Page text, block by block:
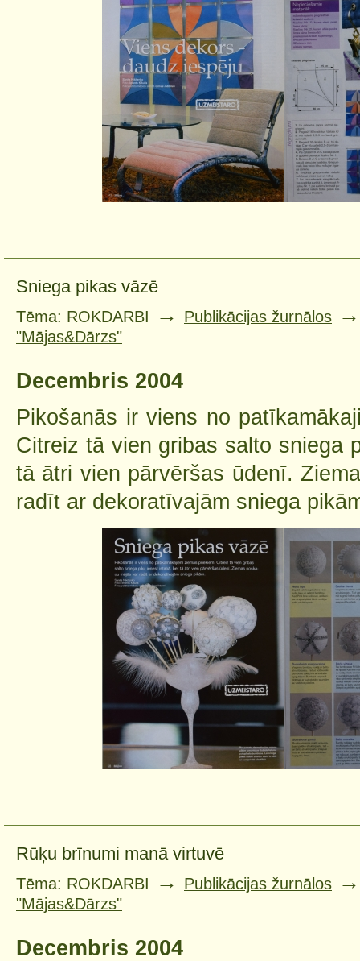
Sniega pikas vāzē
Tēma: ROKDARBI → Publikācijas žurnālos
"Mājas&Dārzs"
Decembris 2004
Pikošanās ir viens no
Citreiz tā vien gribas salto sniega
tā ātri vien pārvēršas ūdenī.
radīt ar dekoratīvajām sniega
Rūķu brīnumi manā virtuvē
Tēma: ROKDARBI → Publikācijas žurnālos
"Mājas&Dārzs"
Decembris 2004